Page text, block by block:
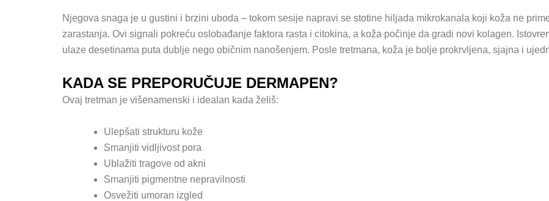
Njegova snaga je u gustini i brzini uboda – tokom sesije napravi se stotine hiljada mikrokanala koji koža ne
zarastanja. Ovi signali pokreću oslobađanje faktora rasta i citokina, a koža počinje da gradi novi kolagen.
ulaze desetinama puta dublje nego običnim nanošenjem. Posle tretmana, koža je bolje prokrvljena, sjajna i
KADA SE PREPORUČUJE DERMAPEN?
Ovaj tretman je višenamenski i idealan kada želiš:
Ulepšati strukturu kože
Smanjiti vidljivost pora
Ublažiti tragove od akni
Smanjiti pigmentne nepravilnosti
Osvežiti umoran izgled